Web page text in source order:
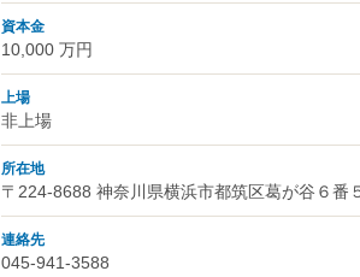
資本金
10,000 万円
上場
非上場
所在地
〒224-8688 神奈川県横浜市都筑区葛が谷６番
連絡先
045-941-3588